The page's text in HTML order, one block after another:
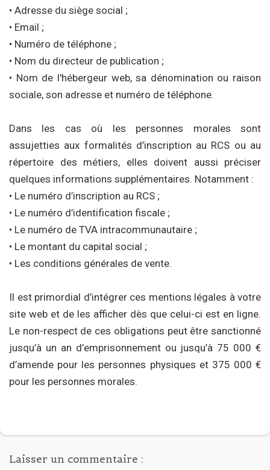
• Adresse du siège social ;
• Email ;
• Numéro de téléphone ;
• Nom du directeur de publication ;
• Nom de l'hébergeur web, sa dénomination ou raison
sociale, son adresse et numéro de téléphone.
Dans les cas où les personnes morales sont
assujetties aux formalités d’inscription au RCS ou au
répertoire des métiers, elles doivent aussi préciser
quelques informations supplémentaires. Notamment :
• Le numéro d’inscription au RCS ;
• Le numéro d’identification fiscale ;
• Le numéro de TVA intracommunautaire ;
• Le montant du capital social ;
• Les conditions générales de vente.
Il est primordial d’intégrer ces mentions légales à votre
site web et de les afficher dès que celui-ci est en ligne.
Le non-respect de ces obligations peut être sanctionné
jusqu’à un an d’emprisonnement ou jusqu’à 75 000 €
d’amende pour les personnes physiques et 375 000 €
pour les personnes morales.
Laisser un commentaire :